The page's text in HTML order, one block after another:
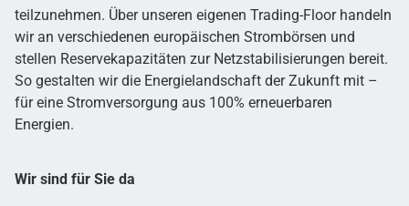
teilzunehmen. Über unseren eigenen Trading-Floor handeln
wir an verschiedenen europäischen Strombörsen und
stellen Reservekapazitäten zur Netzstabilisierungen bereit.
So gestalten wir die Energielandschaft der Zukunft mit –
für eine Stromversorgung aus 100% erneuerbaren
Energien.
Wir sind für Sie da